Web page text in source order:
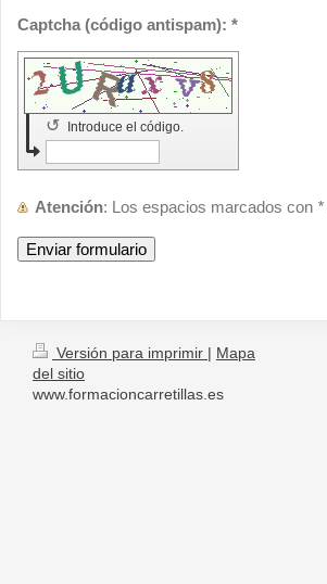
Captcha (código antispam): *
Introduce el código.
↺
Atención : Los espacios marcados con *
Versión para imprimir | Mapa
del sitio
www.formacioncarretillas.es